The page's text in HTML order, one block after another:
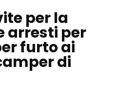
per la
arresti per
furto ai
di